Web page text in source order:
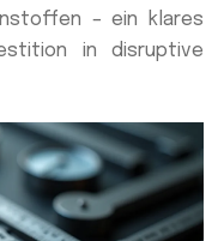
– ein klares
in disruptive